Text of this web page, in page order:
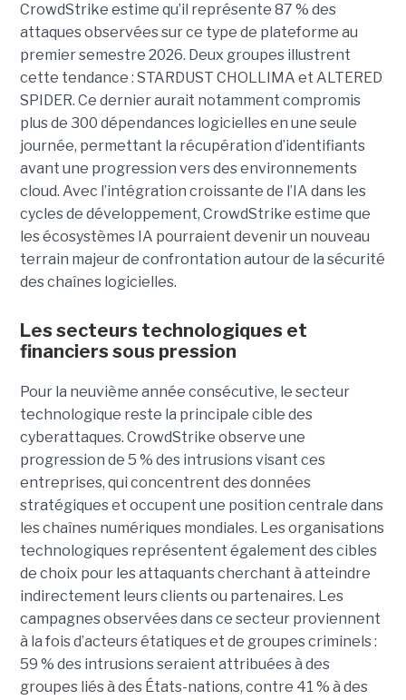
CrowdStrike estime qu’il représente 87 % des
attaques observées sur ce type de plateforme au
premier semestre 2026. Deux groupes illustrent
cette tendance : STARDUST CHOLLIMA et ALTERED
SPIDER. Ce dernier aurait notamment compromis
plus de 300 dépendances logicielles en une seule
journée, permettant la récupération d’identifiants
avant une progression vers des environnements
cloud. Avec l’intégration croissante de l’IA dans les
cycles de développement, CrowdStrike estime que
les écosystèmes IA pourraient devenir un nouveau
terrain majeur de confrontation autour de la sécurité
des chaînes logicielles.
Les secteurs technologiques et
financiers sous pression
Pour la neuvième année consécutive, le secteur
technologique reste la principale cible des
cyberattaques. CrowdStrike observe une
progression de 5 % des intrusions visant ces
entreprises, qui concentrent des données
stratégiques et occupent une position centrale dans
les chaînes numériques mondiales. Les organisations
technologiques représentent également des cibles
de choix pour les attaquants cherchant à atteindre
indirectement leurs clients ou partenaires. Les
campagnes observées dans ce secteur proviennent
à la fois d’acteurs étatiques et de groupes criminels :
59 % des intrusions seraient attribuées à des
groupes liés à des États-nations, contre 41 % à des